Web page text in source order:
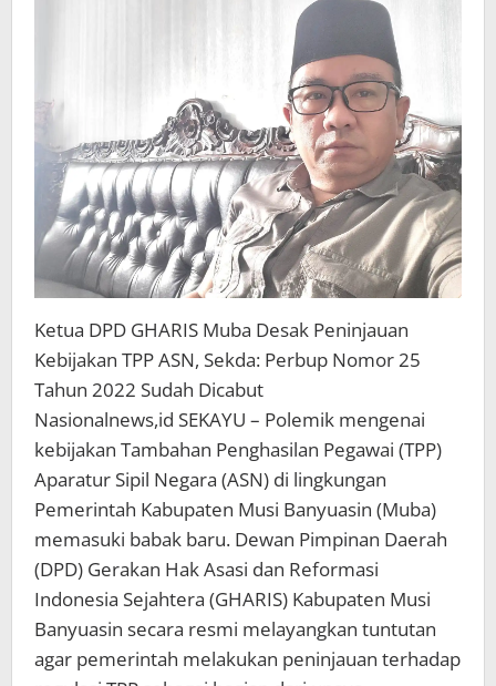
2022
Sudah
Dicabut
Ketua DPD GHARIS Muba Desak Peninjauan
Kebijakan TPP ASN, Sekda: Perbup Nomor 25
Tahun 2022 Sudah Dicabut
Nasionalnews,id SEKAYU – Polemik mengenai
kebijakan Tambahan Penghasilan Pegawai (TPP)
Aparatur Sipil Negara (ASN) di lingkungan
Pemerintah Kabupaten Musi Banyuasin (Muba)
memasuki babak baru. Dewan Pimpinan Daerah
(DPD) Gerakan Hak Asasi dan Reformasi
Indonesia Sejahtera (GHARIS) Kabupaten Musi
Banyuasin secara resmi melayangkan tuntutan
agar pemerintah melakukan peninjauan terhadap